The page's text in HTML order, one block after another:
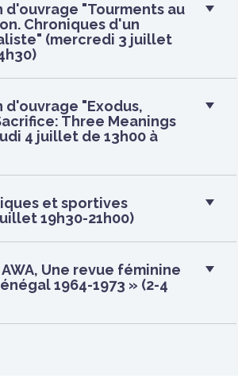
d'ouvrage "Tourments au
Chroniques d'un
(mercredi 3 juillet
d'ouvrage "Exodus,
Three Meanings
4 juillet de 13h00 à
et sportives
19h30-21h00)
Une revue féminine
1964-1973 » (2-4